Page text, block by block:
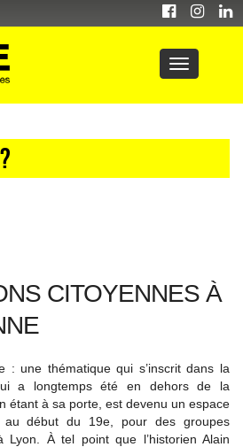
CITOYENNES À
: une thématique qui s’inscrit dans la
a longtemps été en dehors de la
étant à sa porte, est devenu un espace
début du 19e, pour des groupes
Lyon. À tel point que l’historien Alain